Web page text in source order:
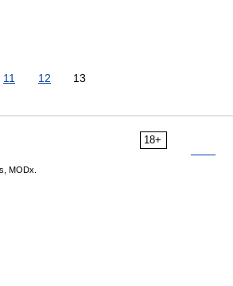
11 12 13
18+
MODx.